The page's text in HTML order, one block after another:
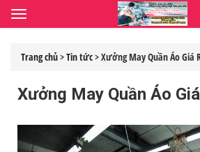
Toggle
navigation
Trang chủ>Tin tức> Xưởng May Quần Áo Giá
Xưởng May Quần Áo